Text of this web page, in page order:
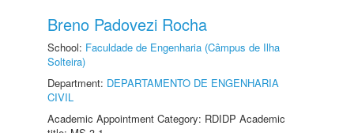
Breno Padovezi Rocha
School: Faculdade de Engenharia (Câmpus de Ilha
Solteira)
Department: DEPARTAMENTO DE ENGENHARIA
CIVIL
Academic Appointment Category: RDIDP Academic